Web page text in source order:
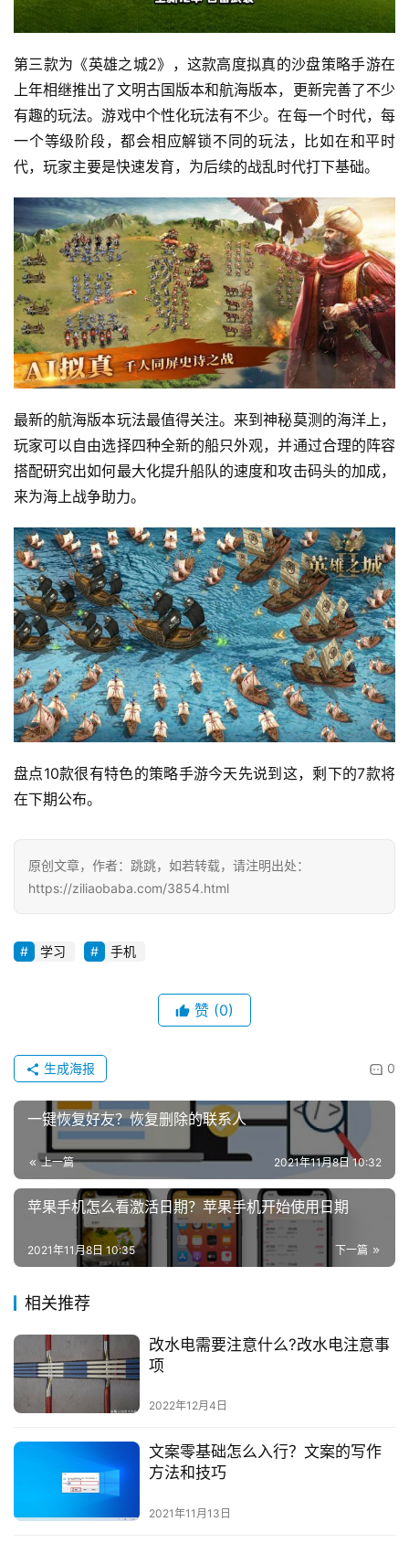
投
稿
每
日
好
第三款为《英雄之城2》，这款高度拟真的沙盘策略手游在
上年相继推出了文明古国版本和航海版本，更新完善了不少
有趣的玩法。游戏中个性化玩法有不少。在每一个时代，每
一个等级阶段，都会相应解锁不同的玩法，比如在和平时
代，玩家主要是快速发育，为后续的战乱时代打下基础。
最新的航海版本玩法最值得关注。来到神秘莫测的海洋上，
玩家可以自由选择四种全新的船只外观，并通过合理的阵容
搭配研究出如何最大化提升船队的速度和攻击码头的加成，
来为海上战争助力。
盘点10款很有特色的策略手游今天先说到这，剩下的7款将
在下期公布。
原创文章，作者：跳跳，如若转载，请注明出处：
https://ziliaobaba.com/3854.html
学习 手机
赞 (0)
0
生成海报
一键恢复好友？恢复删除的联系人
上一篇 2021年11月8日 10:32
苹果手机怎么看激活日期？苹果手机开始使用日期
下一篇
2021年11月8日 10:35
相关推荐
改水电需要注意什么?改水电注意事
项
2022年12月4日
文案零基础怎么入行？文案的写作
方法和技巧
2021年11月13日